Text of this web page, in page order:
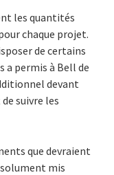
les quantités
chaque projet.
de certains
a permis à Bell de
devant
suivre les
que devraient
mis